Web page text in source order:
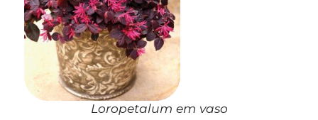
Loropetalum em vaso